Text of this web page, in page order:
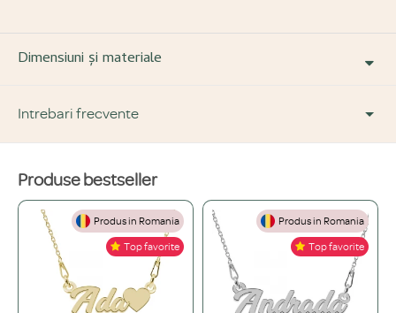
Dimensiuni și materiale
Intrebari frecvente
DESPRE PRODUS ȘI MATERIALE
Din ce materiale sunt fabricate bijuteriile voastre?
Folosim doar materiale de înaltă calitate, atent selecționate: Argint 925,
Aur de 14K și Oțel inoxidabil.
Ce înseamnă o bijuterie "placată" și care este diferența față de una din
aur masiv?
Produse bestseller
Produs in Romania
Top favorite
Produs in Romania
Top favorite